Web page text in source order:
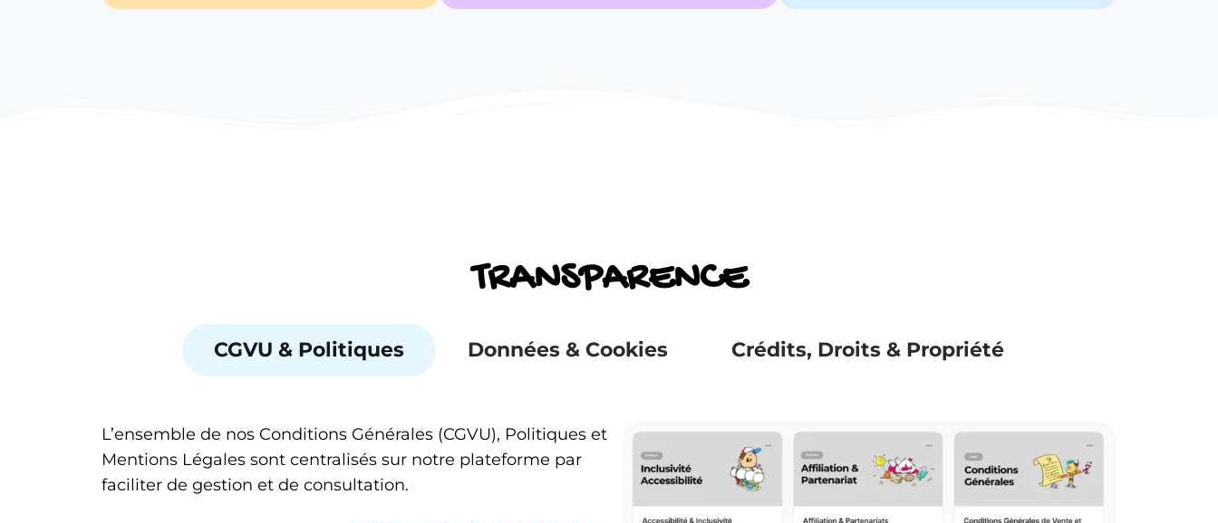
TRANSPARENCE
CGVU & Politiques Données & Cookies Crédits, Droits & Propriété
L’ensemble de nos Conditions Générales (CGVU), Politiques et
Mentions Légales sont centralisés sur notre plateforme par
faciliter de gestion et de consultation.